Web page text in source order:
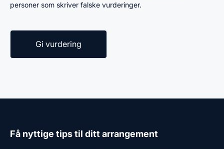
personer som skriver falske vurderinger.
Få nyttige tips til ditt arrangement